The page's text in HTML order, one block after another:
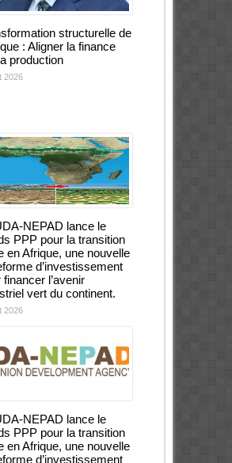
structurelle de
: Aligner la finance
production
2026
NEPAD lance le
PPP pour la transition
en Afrique, une nouvelle
d’investissement
financer l’avenir
vert du continent.
2026
NEPAD lance le
PPP pour la transition
en Afrique, une nouvelle
d’investissement